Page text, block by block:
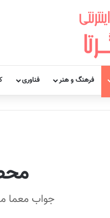
فرهنگ و هنر فناوری
جواب معما